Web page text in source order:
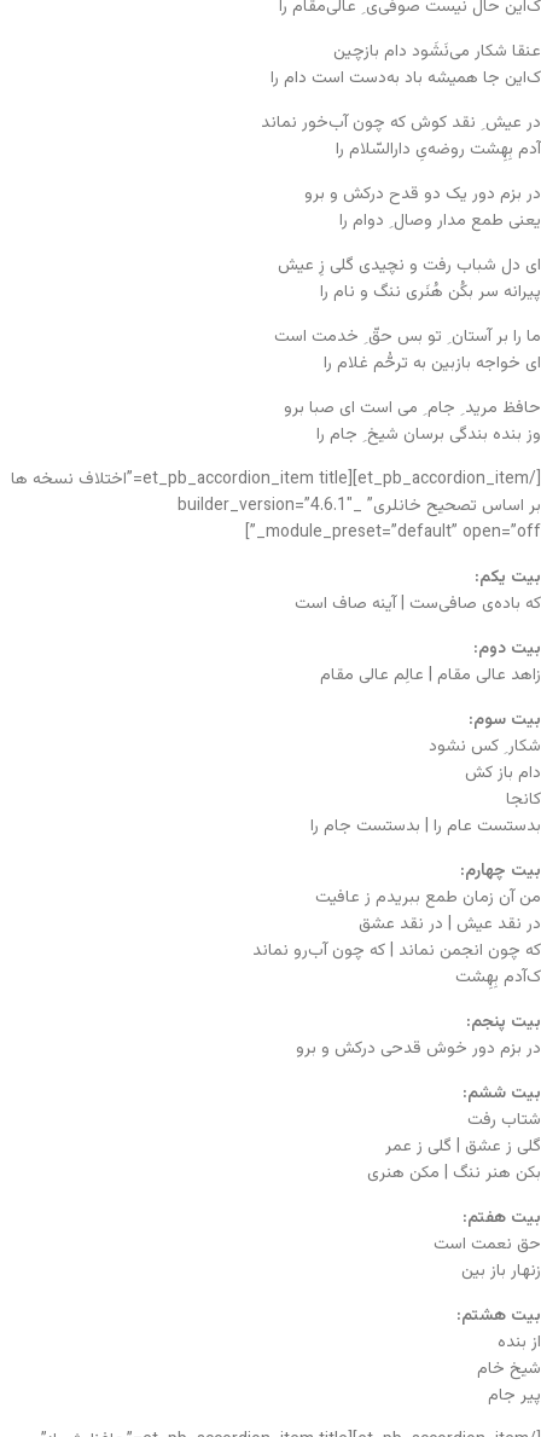
ک‌این حال نیست صوفی‌ی ِ عالی‌مقام را
عنقا شکار می‌نَشَود دام بازچین
ک‌این جا همیشه باد به‌دست است دام را
در عیش ِ نقد کوش که چون آب‌خور نماند
آدم بِهِشت روضه‌یِ دارالسّلام را
در بزم دور یک دو قدح درکش و برو
یعنی طمع مدار وصال ِ دوام را
ای دل شباب رفت و نچیدی گلی زِ عیش
پیرانه سر بکُن هُنَری ننگ و نام را
ما را بر آستان ِ تو بس حقّ ِ خدمت است
ای خواجه بازبین به ترحُّم غلام را
حافظ مرید ِ جام ِ می است ای صبا برو
وز بنده بند‌گی برسان شیخ ِ جام را
[/et_pb_accordion_item][et_pb_accordion_item title=”اختلاف نسخه ها
بر اساس تصحیح خانلری” _builder_version=”4.6.1″
_module_preset=”default” open=”off”]
بیت یکم:
که باده‌ی صافی‌ست | آینه صاف است
بیت دوم:
زاهد عالی مقام | عالِم عالی مقام
بیت سوم:
شکار ِ کس نشود
دام باز کش
کانجا
بدستست عام را | بدستست جام را
بیت چهارم:
من آن زمان طمع ببریدم ز عافیت
در نقد عیش | در نقد عشق
که چون انجمن نماند | که چون آب‌رو نماند
ک‌آدم بِهِشت
بیت پنجم:
در بزم دور خوش قدحی درکش و برو
بیت ششم:
شتاب رفت
گلی ز عشق | گلی ز عمر
بکن هنر ننگ | مکن هنری
بیت هفتم:
حق نعمت است
زنهار باز بین
بیت هشتم:
از بنده
شیخ خام
پیر جام